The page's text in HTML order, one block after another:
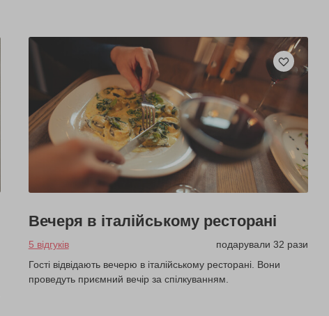
Вечеря в італійському ресторані
5 відгуків
подарували 32 рази
Гості відвідають вечерю в італійському ресторані. Вони
проведуть приємний вечір за спілкуванням.